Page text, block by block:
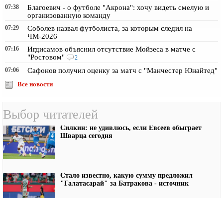
07:38
Благоевич - о футболе "Акрона": хочу видеть смелую и
организованную команду
07:29
Соболев назвал футболиста, за которым следил на
ЧМ-2026
07:16
Игдисамов объяснил отсутствие Мойзеса в матче с
"Ростовом"
2
07:06
Сафонов получил оценку за матч с "Манчестер Юнайтед"
Все новости
Выбор читателей
Силкин: не удивлюсь, если Евсеев обыграет
Шварца сегодня
Стало известно, какую сумму предложил
"Галатасарай" за Батракова - источник